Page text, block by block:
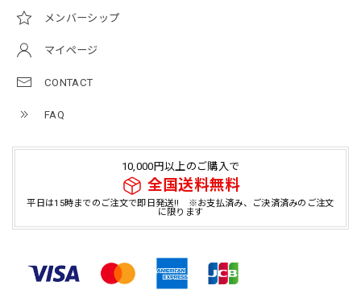
メンバーシップ
マイページ
CONTACT
FAQ
10,000円以上のご購入で
全国送料無料
平日は15時までのご注文で即日発送!! ※お支払済み、ご決済済みのご注文
に限ります